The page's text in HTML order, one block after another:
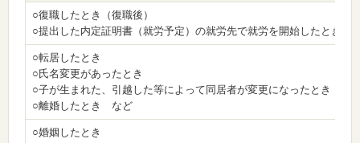
○復職したとき（復職後）
○提出した内定証明書（就労予定）の就労先で就労を開始したとき
○転居したとき
○氏名変更があったとき
○子が生まれた、引越した等によって同居者が変更になったとき
○離婚したとき など
○婚姻したとき